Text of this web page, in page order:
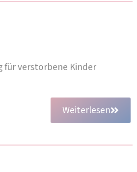
für verstorbene Kinder
Weiterlesen